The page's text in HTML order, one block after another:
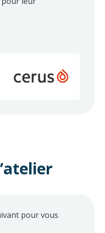
pour vous